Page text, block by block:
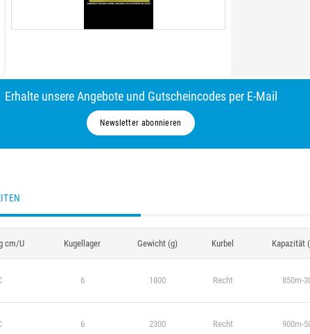
Erhalte unsere Angebote und Gutscheincodes per E-Mail
Newsletter abonnieren
cm/U Kugellager Gewicht (g) Kurbel Kapazität
6 1800 Recht 850m-
6 2300 Recht 900m-